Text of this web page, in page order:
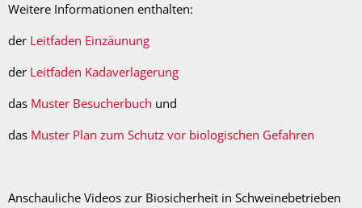
Weitere Informationen enthalten:
der Leitfaden Einzäunung
der Leitfaden Kadaverlagerung
das Muster Besucherbuch und
das Muster Plan zum Schutz vor biologischen Gefahren
Anschauliche Videos zur Biosicherheit in Schweinebetrieben